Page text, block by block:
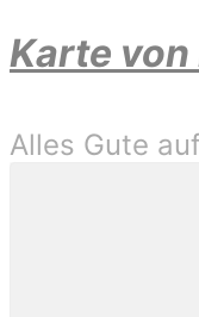
Karte
Alles Gute